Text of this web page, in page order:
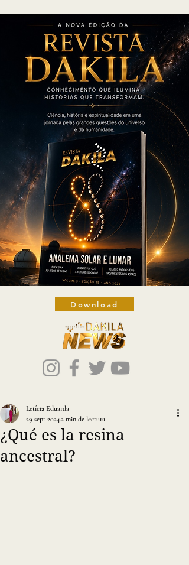
Download
¿Qué es la resina
ancestral?
Letícia Eduarda
29 sept 20242 min de lectura